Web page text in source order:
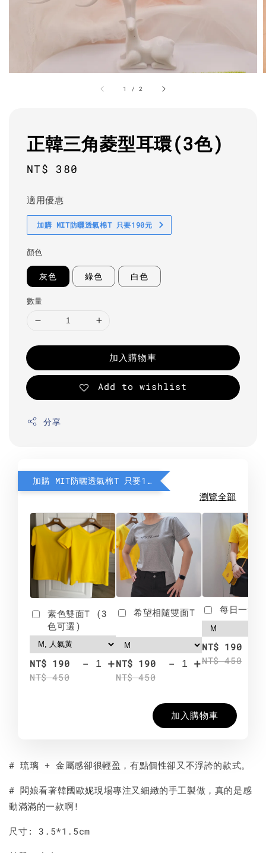
1 /2
正韓三角菱型耳環(3色)
Regular
NT$ 380
適用優惠
加購 MIT防曬透氣棉T 只要190元
顏色
灰色 綠色 白色
數量
加入購物車
Add to wishlist
分享
加購 MIT防曬透氣棉T 只要190元
瀏覽全部
素色雙面T (3
色可選)
NT$ 190
NT$ 450
- +
希望相隨雙面T
NT$ 190
NT$ 450
- +
每日一笑
NT$ 190
NT$ 450
加入購物車
# 琉璃 + 金屬感卻很輕盈，有點個性卻又不浮誇的款式。
# 闆娘看著韓國歐妮現場專注又細緻的手工製做，真的是感
動滿滿的一款啊!
尺寸: 3.5*1.5cm